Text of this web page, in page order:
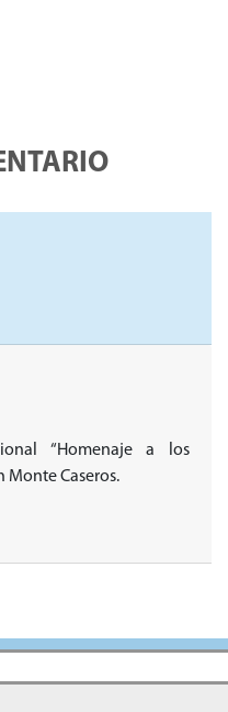
“Homenaje a los
Monte Caseros.